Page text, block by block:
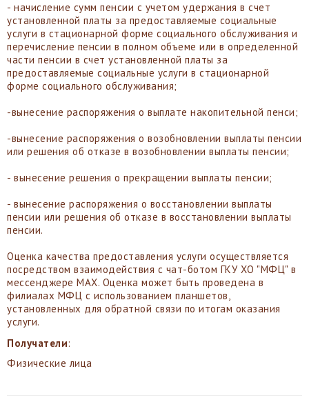
- начисление сумм пенсии с учетом удержания в счет
установленной платы за предоставляемые социальные
услуги в стационарной форме социального обслуживания и
перечисление пенсии в полном объеме или в определенной
части пенсии в счет установленной платы за
предоставляемые социальные услуги в стационарной
форме социального обслуживания;
-вынесение распоряжения о выплате накопительной пенси;
-вынесение распоряжения о возобновлении выплаты пенсии
или решения об отказе в возобновлении выплаты пенсии;
- вынесение решения о прекращении выплаты пенсии;
- вынесение распоряжения о восстановлении выплаты
пенсии или решения об отказе в восстановлении выплаты
пенсии.
Оценка качества предоставления услуги осуществляется
посредством взаимодействия с чат-ботом ГКУ ХО "МФЦ" в
мессенджере MAX. Оценка может быть проведена в
филиалах МФЦ с использованием планшетов,
установленных для обратной связи по итогам оказания
услуги.
Получатели:
Физические лица